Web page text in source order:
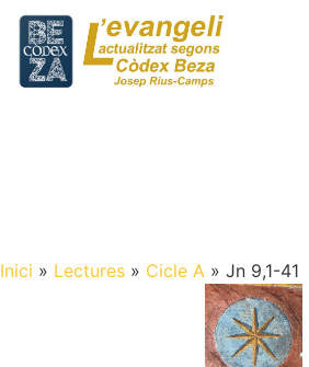
Inici » Lectures » Cicle A » Jn 9,1-41